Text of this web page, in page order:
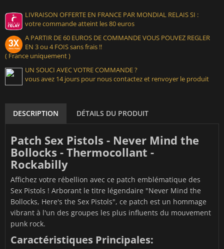
LIVRAISON OFFERTE EN FRANCE PAR MONDIAL RELAIS SI :
votre commande atteint les 80 euros
A PARTIR DE 60 EUROS DE COMMANDE VOUS POUVEZ REGLER
EN 3 ou 4 FOIS sans frais !!
( France uniquement )
UN SOUCI AVEC VOTRE COMMANDE ?
vous avez 14 jours pour nous contactez et renvoyer le produit
DESCRIPTION DÉTAILS DU PRODUIT
Patch Sex Pistols - Never Mind the
Bollocks - Thermocollant -
Rockabilly
Affichez votre rébellion avec ce patch emblématique des
Sex Pistols ! Arborant le titre légendaire "Never Mind the
Bollocks, Here's the Sex Pistols", ce patch est un hommage
vibrant à l'un des groupes les plus influents du mouvement
punk rock.
Caractéristiques Principales: